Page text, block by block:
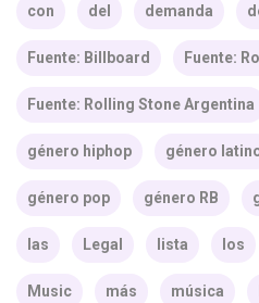
con del demanda
Fuente: Billboard Fuente:
Fuente: Rolling Stone Argentina
género hiphop género
género pop género RB
las Legal lista los
Music más música